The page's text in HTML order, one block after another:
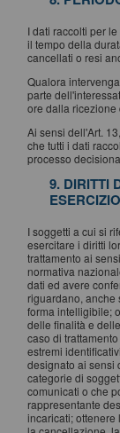
I dati raccolti per
il tempo della
cancellati o resi
Qualora
parte
ore dalla ricezione
Ai sensi dell'Art.
che tutti i dati
processo
9. DIRITTI
I soggetti a cui si
esercitare i diritti
trattamento ai
normativa
dati ed avere
riguardano, anche
forma intelligibile;
delle finalità e
caso di
estremi
designato ai sensi
categorie di
comunicati o che
rappresentante
incaricati; ottenere